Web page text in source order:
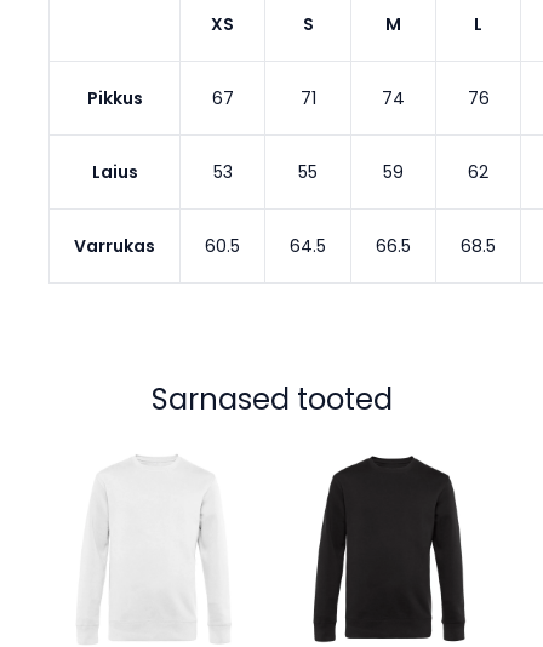
XS S M L
Pikkus 67 71 74 76
Laius 53 55 59 62
Varrukas 60.5 64.5 66.5 68.5
Sarnased tooted